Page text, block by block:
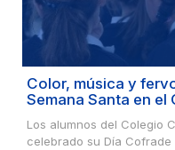
Color, música y
Semana Santa en el
Los alumnos del Colegio
celebrado su Día